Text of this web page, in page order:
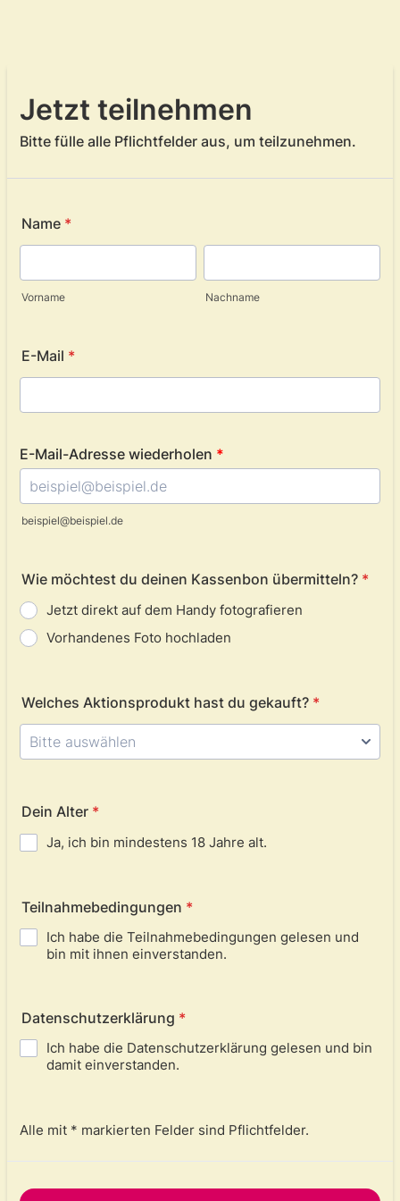
Jetzt teilnehmen
Bitte fülle alle Pflichtfelder aus, um teilzunehmen.
Name *
Vorname Nachname
E-Mail *
beispiel@beispiel.de
Wie möchtest du deinen Kassenbon übermitteln? *
Jetzt direkt auf dem Handy fotografieren
Vorhandenes Foto hochladen
Welches Aktionsprodukt hast du gekauft? *
Dein Alter *
Ja, ich bin mindestens 18 Jahre alt.
Teilnahmebedingungen *
Ich habe die Teilnahmebedingungen gelesen und
bin mit ihnen einverstanden.
Datenschutzerklärung *
Ich habe die Datenschutzerklärung gelesen und bin
damit einverstanden.
Alle mit * markierten Felder sind Pflichtfelder.